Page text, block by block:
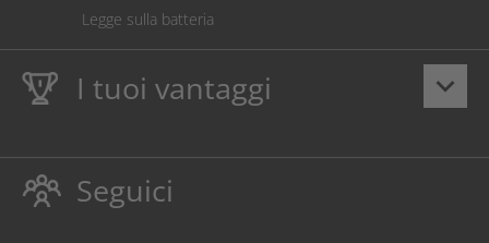
Legge sulla batteria
keyboard_arrow_down
I tuoi vantaggi
Dieci anniGaranzia Ampertecsu toner e inchiostro
Rispettoso dellambiente evitando gli sprechi.
Seguici